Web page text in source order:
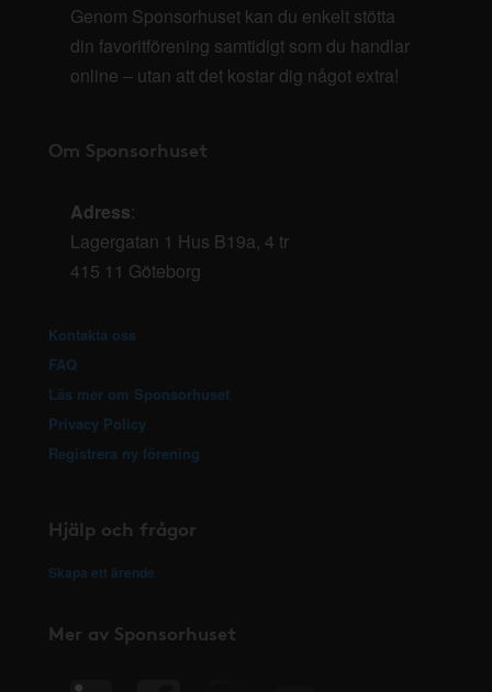
Genom Sponsorhuset kan du enkelt stötta
din favoritförening samtidigt som du handlar
online – utan att det kostar dig något extra!
Om Sponsorhuset
Adress:
Lagergatan 1 Hus B19a, 4 tr
415 11 Göteborg
Kontakta oss
FAQ
Läs mer om Sponsorhuset
Privacy Policy
Registrera ny förening
Hjälp och frågor
Skapa ett ärende
Mer av Sponsorhuset